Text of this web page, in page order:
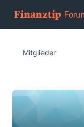
Mitglieder